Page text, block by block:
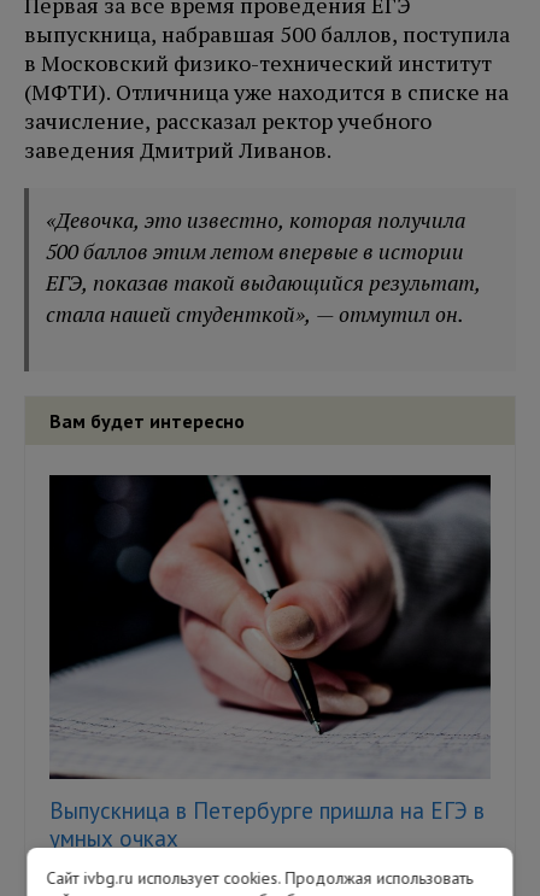
выпускница, набравшая 500 баллов, поступила
в Московский физико-технический институт
(МФТИ). Отличница уже находится в списке на
зачисление, рассказал ректор учебного
заведения Дмитрий Ливанов.
«Девочка, это известно, которая получила
500 баллов этим летом впервые в истории
ЕГЭ, показав такой выдающийся результат,
стала нашей студенткой», — отмутил он.
Вам будет интересно
Выпускница в Петербурге пришла на ЕГЭ в
умных очках
Однако это не помогло девушке сдать
Сайт ivbg.ru использует cookies. Продолжая использовать